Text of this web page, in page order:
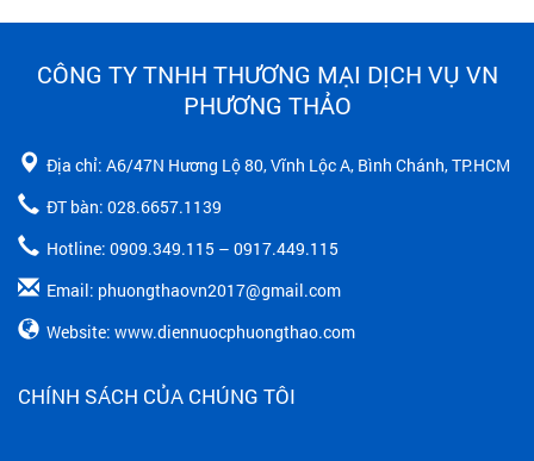
CÔNG TY TNHH THƯƠNG MẠI DỊCH VỤ VN
PHƯƠNG THẢO
Địa chỉ: A6/47N Hương Lộ 80, Vĩnh Lộc A, Bình Chánh, TP.HCM
ĐT bàn: 028.6657.1139
Hotline: 0909.349.115 – 0917.449.115
Email: phuongthaovn2017@gmail.com
Website: www.diennuocphuongthao.com
CHÍNH SÁCH CỦA CHÚNG TÔI